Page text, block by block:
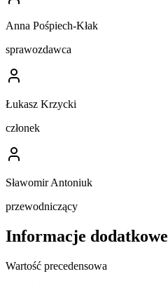
Anna Pośpiech-Kłak
sprawozdawca
Łukasz Krzycki
członek
Sławomir Antoniuk
przewodniczący
Informacje dodatkowe
Wartość precedensowa